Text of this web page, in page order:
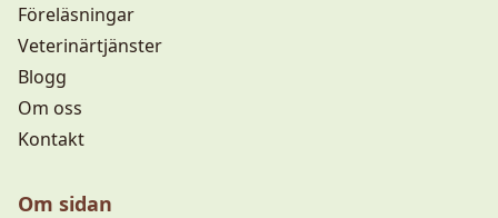
Föreläsningar
Veterinärtjänster
Blogg
Om oss
Kontakt
Om sidan